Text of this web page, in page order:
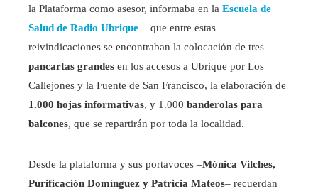
la Plataforma como asesor, informaba en la Escuela de
Salud de Radio Ubrique
que entre estas
reivindicaciones se encontraban la colocación de tres
pancartas grandes en los accesos a Ubrique por Los
Callejones y la Fuente de San Francisco, la elaboración de
1.000 hojas informativas, y 1.000 banderolas para
balcones, que se repartirán por toda la localidad.
Desde la plataforma y sus portavoces –Mónica Vilches,
Purificación Domínguez y Patricia Mateos– recuerdan